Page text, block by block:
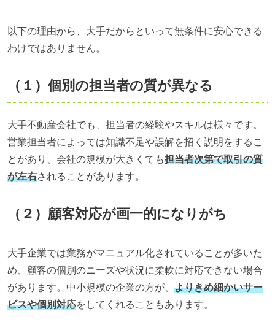
以下の理由から、大手だからといって無条件に安心できる
わけではありません。
（１）個別の担当者の質が異なる
大手不動産会社でも、担当者の経験やスキルは様々です。
営業担当者によっては知識不足や誤解を招く説明をするこ
とがあり、会社の規模が大きくても担当者次第で取引の質
が左右されることがあります。
（２）顧客対応が画一的になりがち
大手企業では業務がマニュアル化されていることが多いた
め、顧客の個別のニーズや状況に柔軟に対応できない場合
があります。中小規模の企業の方が、 よりきめ細かいサー
ビスや個別対応をしてくれることもあります。